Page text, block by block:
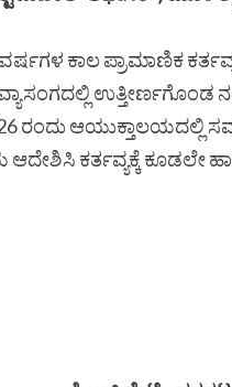
ವರ್ಷಗಳ ಕಾಲ ಪ್ರಾಮಾಣಿಕ
ರಂದು
ಕರ್ತವ್ಯಕ್ಕೆ ಕೂಡಲೇ